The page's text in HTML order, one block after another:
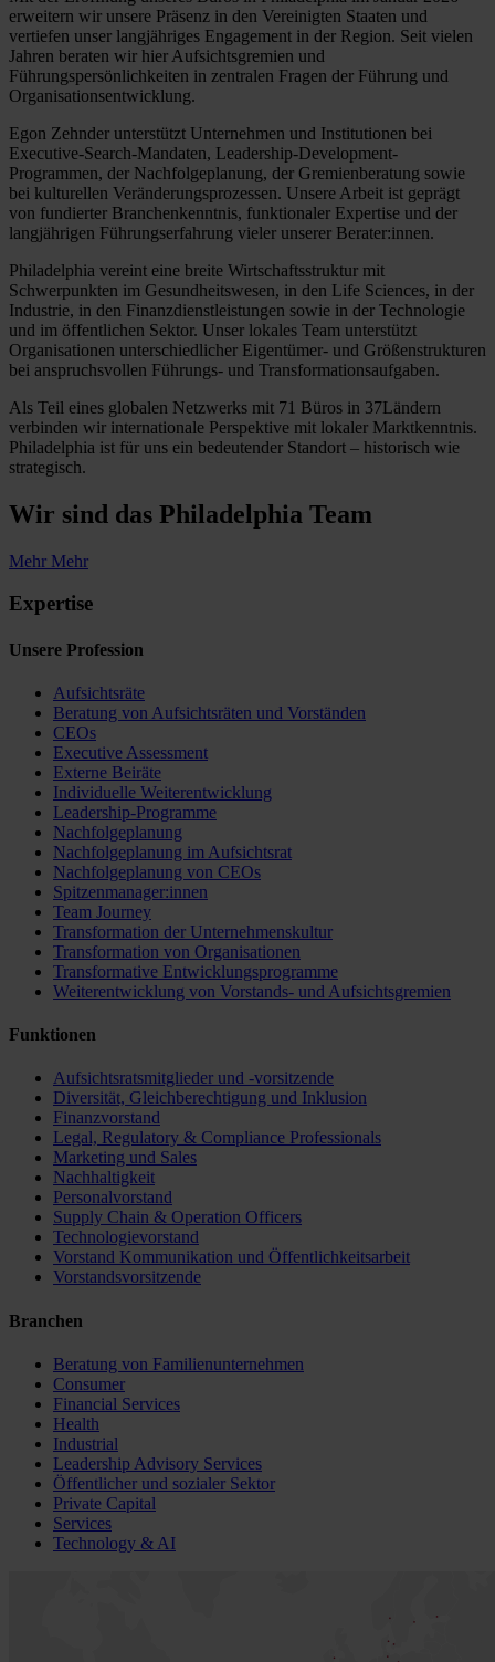
erweitern wir unsere Präsenz in den Vereinigten Staaten und
vertiefen unser langjähriges Engagement in der Region. Seit vielen
Jahren beraten wir hier Aufsichtsgremien und
Führungspersönlichkeiten in zentralen Fragen der Führung und
Organisationsentwicklung.
Egon Zehnder unterstützt Unternehmen und Institutionen bei
Executive-Search-Mandaten, Leadership-Development-
Programmen, der Nachfolgeplanung, der Gremienberatung sowie
bei kulturellen Veränderungsprozessen. Unsere Arbeit ist geprägt
von fundierter Branchenkenntnis, funktionaler Expertise und der
langjährigen Führungserfahrung vieler unserer Berater:innen.
Philadelphia vereint eine breite Wirtschaftsstruktur mit
Schwerpunkten im Gesundheitswesen, in den Life Sciences, in der
Industrie, in den Finanzdienstleistungen sowie in der Technologie
und im öffentlichen Sektor. Unser lokales Team unterstützt
Organisationen unterschiedlicher Eigentümer- und Größenstrukturen
bei anspruchsvollen Führungs- und Transformationsaufgaben.
Als Teil eines globalen Netzwerks mit 71 Büros in 37Ländern
verbinden wir internationale Perspektive mit lokaler Marktkenntnis.
Philadelphia ist für uns ein bedeutender Standort – historisch wie
strategisch.
Wir sind das Philadelphia Team
Mehr Mehr
Expertise
Unsere Profession
Aufsichtsräte
Beratung von Aufsichtsräten und Vorständen
CEOs
Executive Assessment
Externe Beiräte
Individuelle Weiterentwicklung
Leadership-Programme
Nachfolgeplanung
Nachfolgeplanung im Aufsichtsrat
Nachfolgeplanung von CEOs
Spitzenmanager:innen
Team Journey
Transformation der Unternehmenskultur
Transformation von Organisationen
Transformative Entwicklungsprogramme
Weiterentwicklung von Vorstands- und Aufsichtsgremien
Funktionen
Aufsichtsratsmitglieder und -vorsitzende
Diversität, Gleichberechtigung und Inklusion
Finanzvorstand
Legal, Regulatory & Compliance Professionals
Marketing und Sales
Nachhaltigkeit
Personalvorstand
Supply Chain & Operation Officers
Technologievorstand
Vorstand Kommunikation und Öffentlichkeitsarbeit
Vorstandsvorsitzende
Branchen
Beratung von Familienunternehmen
Consumer
Financial Services
Health
Industrial
Leadership Advisory Services
Öffentlicher und sozialer Sektor
Private Capital
Services
Technology & AI